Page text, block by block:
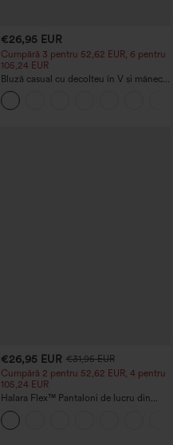
€26,95 EUR
Cumpără 3 pentru 52,62 EUR, 6 pentru
105,24 EUR
Bluză casual cu decolteu în V și mâneci
scurte bufante
€26,95 EUR €31,95 EUR
Cumpără 2 pentru 52,62 EUR, 4 pentru
105,24 EUR
Halara Flex™ Pantaloni de lucru din
țesătură waffle, cu talie înaltă, buzunare
și croială largă